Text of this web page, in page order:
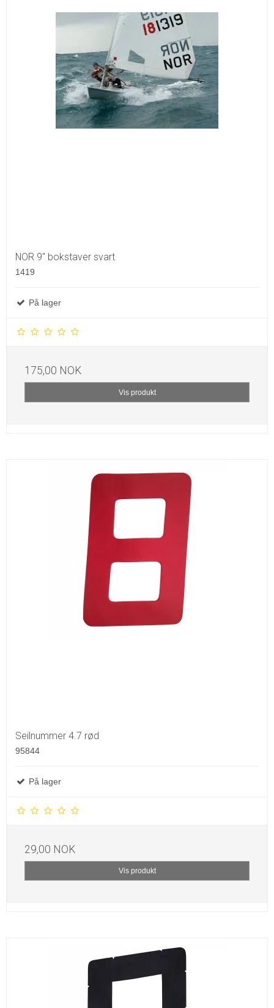
NOR 9" bokstaver svart
1419
På lager
175,00 NOK
Vis produkt
Seilnummer 4.7 rød
95844
På lager
29,00 NOK
Vis produkt